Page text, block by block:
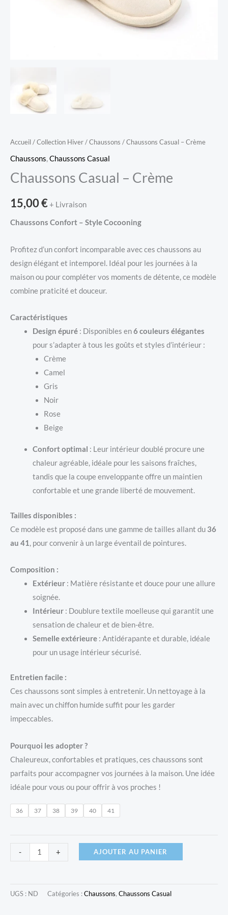
Accueil/Collection Hiver/Chaussons / Chaussons Casual – Crème
Chaussons,Chaussons Casual
Chaussons Casual – Crème
15,00€+ Livraison
Chaussons Confort – Style Cocooning
Profitez d’un confort incomparable avec ces chaussons au
design élégant et intemporel. Idéal pour les journées à la
maison ou pour compléter vos moments de détente, ce modèle
combine praticité et douceur.
Caractéristiques
Design épuré: Disponibles en6 couleurs élégantes
pour s’adapter à tous les goûts et styles d’intérieur :
Crème
Camel
Gris
Noir
Rose
Beige
Confort optimal : Leur intérieur doublé procure une
chaleur agréable, idéale pour les saisons fraîches,
tandis que la coupe enveloppante offre un maintien
confortable et une grande liberté de mouvement.
Tailles disponibles :
Ce modèle est proposé dans une gamme de tailles allant du 36
au 41, pour convenir à un large éventail de pointures.
Composition :
Extérieur: Matière résistante et douce pour une allure
soignée.
Intérieur: Doublure textile moelleuse qui garantit une
sensation de chaleur et de bien-être.
Semelle extérieure: Antidérapante et durable, idéale
pour un usage intérieur sécurisé.
Entretien facile :
Ces chaussons sont simples à entretenir. Un nettoyage à la
main avec un chiffon humide suffit pour les garder
impeccables.
Pourquoi les adopter ?
Chaleureux, confortables et pratiques, ces chaussons sont
parfaits pour accompagner vos journées à la maison. Une idée
idéale pour vous ou pour offrir à vos proches !
36 37 38 39 40 41
-
quantité
Casual
+ AJOUTER AU PANIER
UGS : ND Catégories :Chaussons, Chaussons Casual